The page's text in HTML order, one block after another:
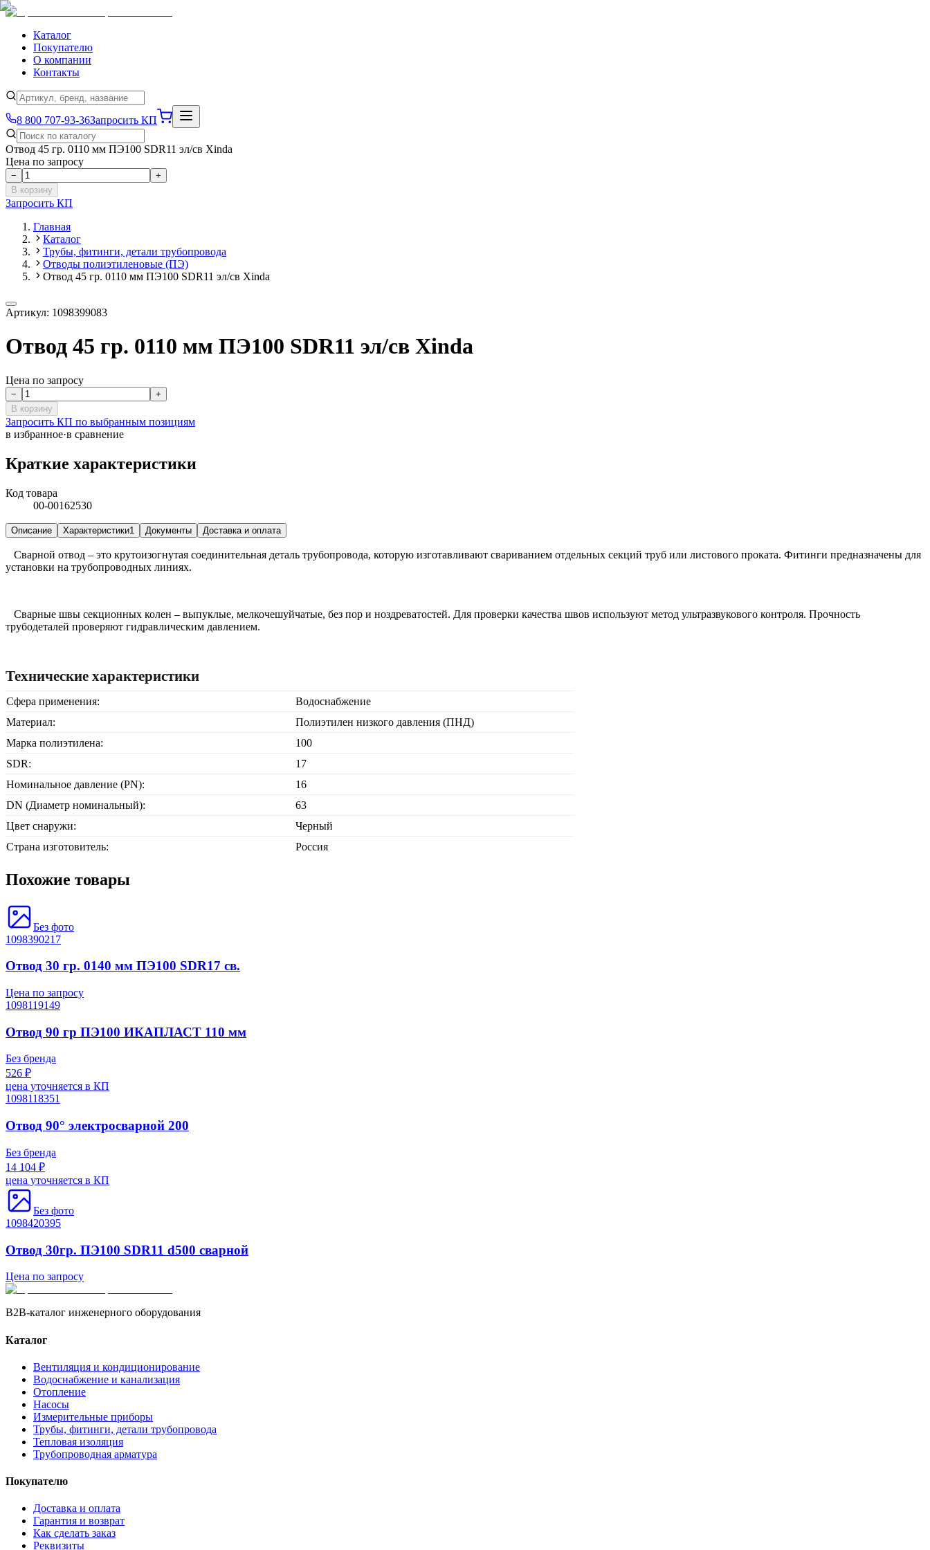
Каталог
Покупателю
О компании
Контакты
8 800 707-93-36Запросить КП
Отвод 45 гр. 0110 мм ПЭ100 SDR11 эл/св Xinda
Цена по запросу
−
+
В корзину
Запросить КП
Главная
Каталог
Трубы, фитинги, детали трубопровода
Отводы полиэтиленовые (ПЭ)
Отвод 45 гр. 0110 мм ПЭ100 SDR11 эл/св Xinda
Артикул: 1098399083
Отвод 45 гр. 0110 мм ПЭ100 SDR11 эл/св Xinda
Цена по запросу
−
+
В корзину
Запросить КП по выбранным позициям
в избранное·в сравнение
Краткие характеристики
Код товара
00-00162530
Описание Характеристики1 Документы Доставка и оплата
Сварной отвод ‒ это крутоизогнутая соединительная деталь трубопровода, которую изготавливают свариванием отдельных секций труб или листового проката. Фитинги предназначены для
установки на трубопроводных линиях.
Сварные швы секционных колен ‒ выпуклые, мелкочешуйчатые, без пор и ноздреватостей. Для проверки качества швов используют метод ультразвукового контроля. Прочность
трубодеталей проверяют гидравлическим давлением.
Технические характеристики
Сфера применения:
Водоснабжение
Материал:
Полиэтилен низкого давления (ПНД)
Марка полиэтилена:
100
SDR:
17
Номинальное давление (PN):
16
DN (Диаметр номинальный):
63
Цвет снаружи:
Черный
Страна изготовитель:
Россия
Похожие товары
Без фото
1098390217
Отвод 30 гр. 0140 мм ПЭ100 SDR17 св.
Цена по запросу
1098119149
Отвод 90 гр ПЭ100 ИКАПЛАСТ 110 мм
Без бренда
526 ₽
цена уточняется в КП
1098118351
Отвод 90° электросварной 200
Без бренда
14 104 ₽
цена уточняется в КП
Без фото
1098420395
Отвод 30гр. ПЭ100 SDR11 d500 сварной
Цена по запросу
B2B-каталог инженерного оборудования
Каталог
Вентиляция и кондиционирование
Водоснабжение и канализация
Отопление
Насосы
Измерительные приборы
Трубы, фитинги, детали трубопровода
Тепловая изоляция
Трубопроводная арматура
Покупателю
Доставка и оплата
Гарантия и возврат
Как сделать заказ
Реквизиты